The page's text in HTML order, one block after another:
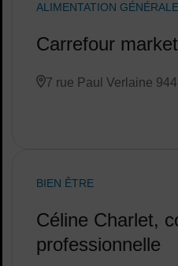
ALIMENTATION GÉNÉRALE
Carrefour market
7 rue Paul Verlaine
BIEN ÊTRE
Céline Charlet,
professionnelle